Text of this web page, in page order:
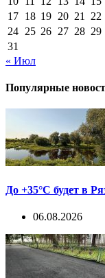
17 18 19 20 21 22
24 25 26 27 28 29
31
« Июл
Популярные
До +35°С будет в
06.08.2026